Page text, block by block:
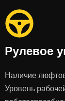
Рулевое
Наличие
Уровень